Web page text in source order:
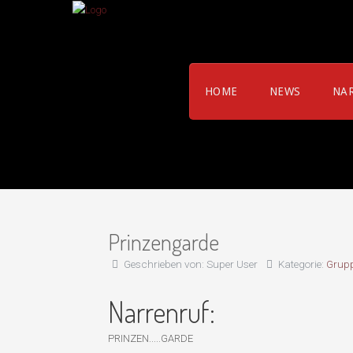
HOME NEWS
Prinzengarde
Geschrieben von: Super User Kategorie:
Narrenruf:
PRINZEN.....GARDE